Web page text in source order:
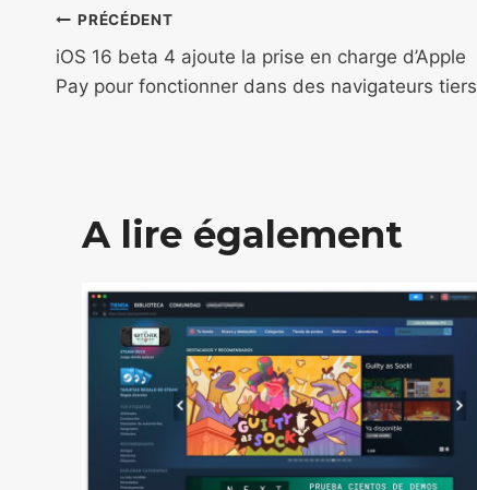
Navigation
de
l’article
PRÉCÉDENT
iOS 16 beta 4 ajoute la prise en charge d’Apple
Pay pour fonctionner dans des navigateurs tiers
A lire également